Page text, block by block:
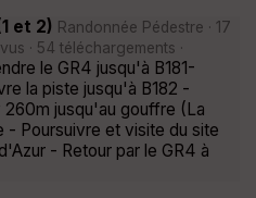
et 2) Randonnée Pédestre · 17
· 54 téléchargements ·
le GR4 jusqu'à B181-
la piste jusqu'à B182 -
jusqu'au gouffre (La
- Poursuivre et visite du site
- Retour par le GR4 à